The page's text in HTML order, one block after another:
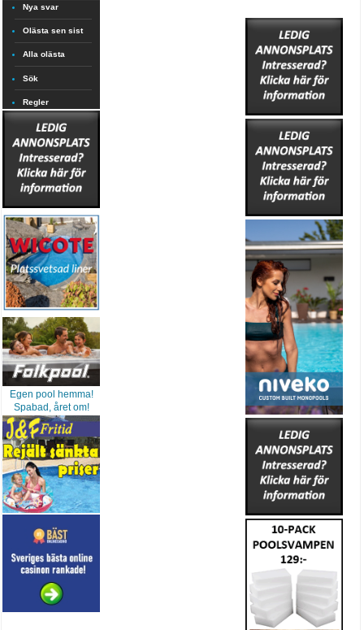
Nya svar
Olästa sen sist
Alla olästa
Sök
Regler
Egen pool hemma!
Spabad, året om!